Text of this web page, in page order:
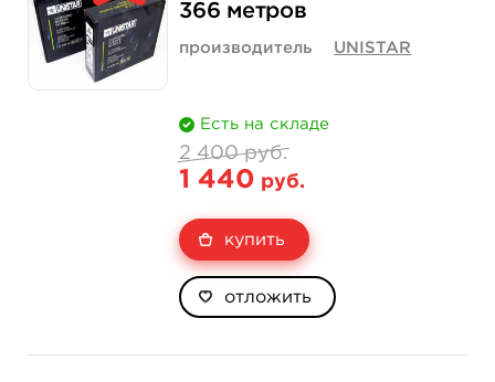
366 метров
производитель UNISTAR
Есть на складе
2 400 руб.
1 440 руб.
купить
отложить